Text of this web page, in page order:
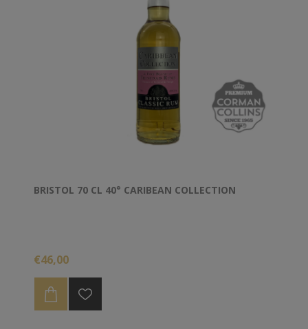
BRISTOL 70 CL 40° CARIBEAN COLLECTION
€46,00